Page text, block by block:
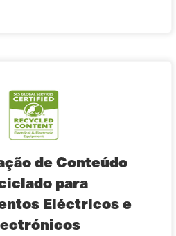
de Conteúdo
para
Eléctricos e